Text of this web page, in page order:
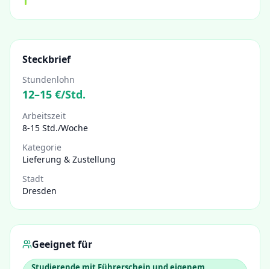
Steckbrief
Stundenlohn
12–15 €/Std.
Arbeitszeit
8-15 Std./Woche
Kategorie
Lieferung & Zustellung
Stadt
Dresden
Geeignet für